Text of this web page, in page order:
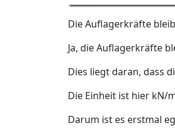
Die Auflagerkräfte
Ja, die Auflagerkräfte
Dies liegt daran, dass
Die Einheit ist hier kN/
Darum ist es erstmal